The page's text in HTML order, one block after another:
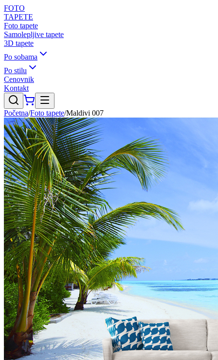
FOTO
TAPETE
Foto tapete
Samolepljive tapete
3D tapete
Po sobama
Po stilu
Cenovnik
Kontakt
Početna/Foto tapete/Maldivi 007